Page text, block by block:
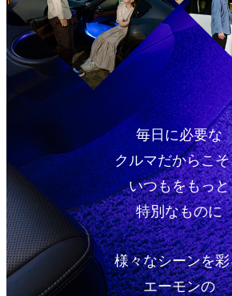
毎日に必要な
クルマだからこ
いつもをもっと
特別なものに
様々なシーンを
エーモンの